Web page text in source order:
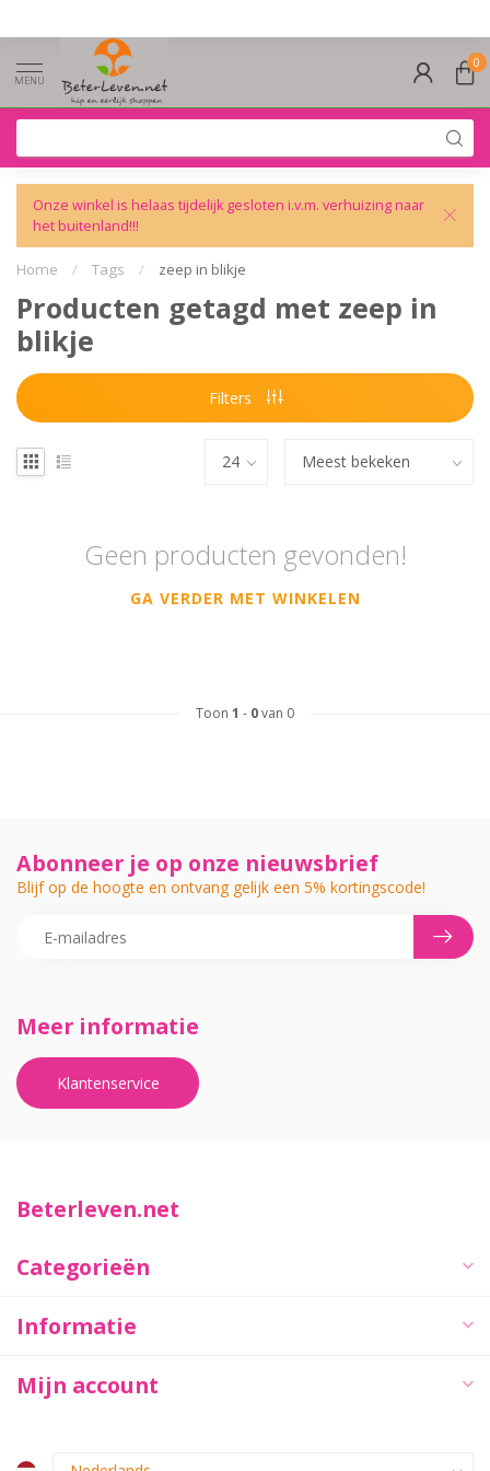
MENU
0
Onze winkel is helaas tijdelijk gesloten i.v.m. verhuizing naar
het buitenland!!!
Home / Tags / zeep in blikje
Producten getagd met zeep in
blikje
Filters
Geen producten gevonden!
GA VERDER MET WINKELEN
Toon 1 - 0van 0
Meer informatie
Klantenservice
Abonneer je op onze nieuwsbrief
Blijf op de hoogte en ontvang gelijk een 5% kortingscode!
Beterleven.net
Categorieën
Informatie
Mijn account